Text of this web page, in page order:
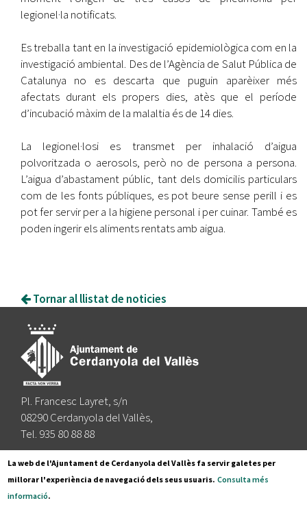
legionel·la notificats.
Es treballa tant en la investigació epidemiològica com en la
investigació ambiental. Des de l’Agència de Salut Pública de
Catalunya no es descarta que puguin aparèixer més
afectats durant els propers dies, atès que el període
d’incubació màxim de la malaltia és de 14 dies.
La legionel·losi es transmet per inhalació d’aigua
polvoritzada o aerosols, però no de persona a persona.
L’aigua d’abastament públic, tant dels domicilis particulars
com de les fonts públiques, es pot beure sense perill i es
pot fer servir per a la higiene personal i per cuinar. També es
poden ingerir els aliments rentats amb aigua.
Tornar al llistat de noticies
Pl. Francesc Layret, s/n
08290 Cerdanyola del Vallès,
Tel. 935 80 88 88
Segueix-nos a:
La web de l'Ajuntament de Cerdanyola del Vallès fa servir galetes per
millorar l'experiència de navegació dels seus usuaris. Consulta més
informació.